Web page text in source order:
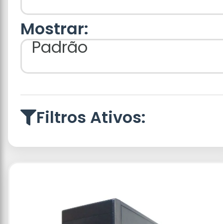
Mostrar:
Padrão
Filtros Ativos: